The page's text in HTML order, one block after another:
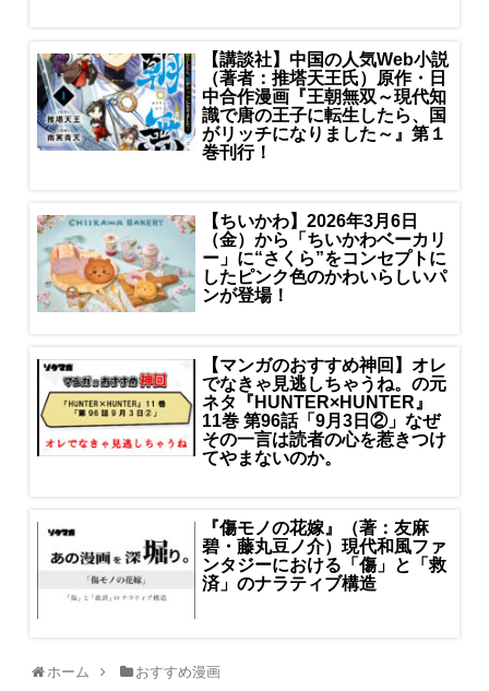
【講談社】中国の人気Web小説
（著者：推塔天王氏）原作・日
中合作漫画『王朝無双～現代知
識で唐の王子に転生したら、国
がリッチになりました～』第１
巻刊行！
【ちいかわ】2026年3月6日
（金）から「ちいかわベーカリ
ー」に“さくら”をコンセプトに
したピンク色のかわいらしいパ
ンが登場！
【マンガのおすすめ神回】オレ
でなきゃ見逃しちゃうね。の元
ネタ『HUNTER×HUNTER』
11巻 第96話「9月3日②」なぜ
その一言は読者の心を惹きつけ
てやまないのか。
『傷モノの花嫁』（著：友麻
碧・藤丸豆ノ介）現代和風ファ
ンタジーにおける「傷」と「救
済」のナラティブ構造
ホーム おすすめ漫画